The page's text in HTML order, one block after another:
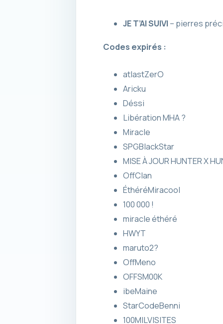
JE T’AI SUIVI – pierres
Codes expirés :
atlastZerO
Aricku
Déssi
Libération MHA ?
Miracle
SPGBlackStar
MISE À JOUR HUNTER X
OffClan
ÉthéréMiracool
100 000 !
miracle éthéré
HWYT
maruto2?
OffMeno
OFFSM00K
ibeMaine
StarCodeBenni
100MILVISITES